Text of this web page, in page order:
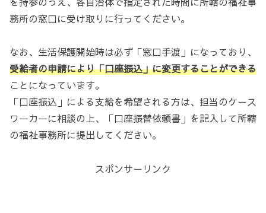
務所の窓口に受け取りに行ってください。
なお、生活保護開始時は必ず「窓口手渡」になっており、
受給者の申請により「口座振込」に変更することができる
ことになっています。
「口座振込」による支給を希望される方は、担当のケース
ワーカーに相談の上、「口座振替依頼書」を記入して所轄
の福祉事務所に提出してください。
スポンサーリンク